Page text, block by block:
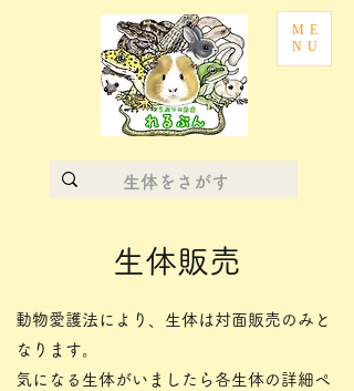
ME
NU
​生体販売
動物愛護法により、生体は対面販売のみと
なります。
気になる生体がいましたら各生体の詳細ペ